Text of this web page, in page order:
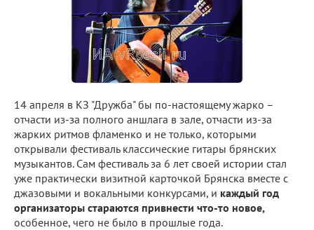
14 апреля в КЗ "Дружба" бы по-настоящему жарко –
отчасти из-за полного аншлага в зале, отчасти из-за
жарких ритмов фламенко и не только, которыми
открывали фестиваль классические гитары брянских
музыкантов. Сам фестиваль за 6 лет своей истории стал
уже практически визитной карточкой Брянска вместе с
джазовыми и вокальными конкурсами, и каждый год
организаторы стараются привнести что-то новое,
особенное, чего не было в прошлые года.